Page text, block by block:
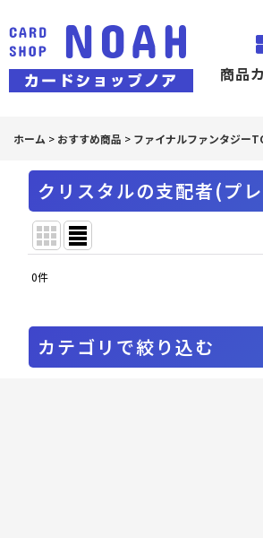
商品
ホーム > おすすめ商品 > ファイナルファンタジー
クリスタルの支配者(プ
並び順:
0件
カテゴリで絞り込む